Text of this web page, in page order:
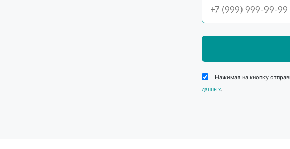
Нажимая на кнопку
данных.